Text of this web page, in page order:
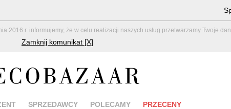
r. informujemy, że w celu realizacji naszych usług przetwarzamy Twoje
Zamknij komunikat [X]
SPRZEDAWCY POLECAMY PRZECENY